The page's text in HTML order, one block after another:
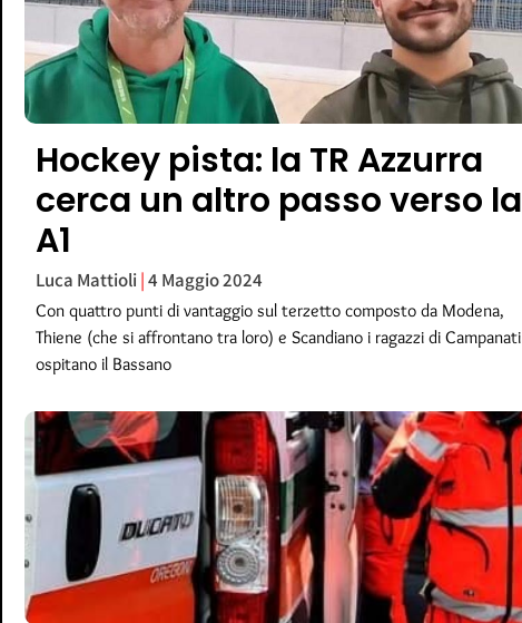
Hockey pista: la TR Azzurra
cerca un altro passo verso la
A1
Luca Mattioli 4 Maggio 2024
Con quattro punti di vantaggio sul terzetto composto da Modena,
Thiene (che si affrontano tra loro) e Scandiano i ragazzi di Campanati
ospitano il Bassano